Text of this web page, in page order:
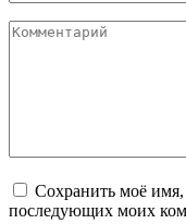
Комментарий
Сохранить моё имя,
последующих моих